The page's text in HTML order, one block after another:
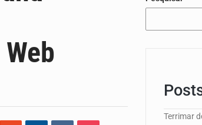
a sua voz e se…
das chuvas está a…
em Epidemiologia de Campo de…
Terrimar